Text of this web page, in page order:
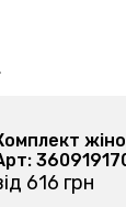
Комплект
Арт:
від 616 грн